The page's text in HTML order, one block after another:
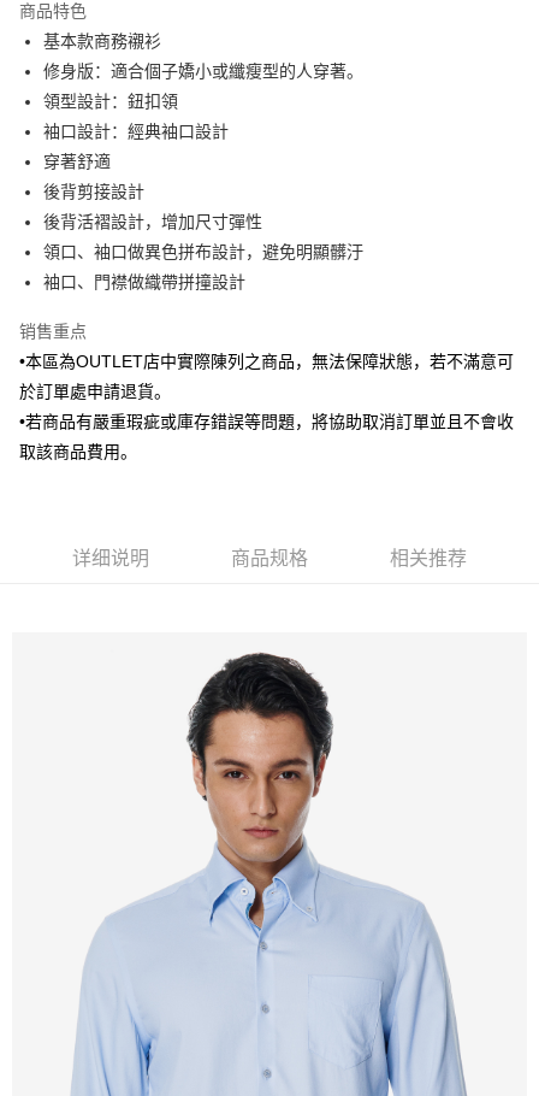
合作金库商业银行
华南商业银行
上海商业储蓄银行
台北富邦商业银行
国泰世华商业银行
台湾中小企业银行
汇丰（台湾）商业银行
联邦商业银行
元大商业银行
玉山商业银行
台新国际商业银行
中国信托商业银行
台湾乐天信用卡公司
6期 0利率，每期
华南商业银行
彰化商业银行
上海商业储蓄银行
国泰世华商业银行
台湾中小企业银行
汇丰（台湾）商业银行
联邦商业银行
元大商业银行
玉山商业银行
星展（台湾）商业银行
台新国际商业银行
LINE Pay
Apple Pay
街口支付
悠遊付
Google Pay
ATM付款
新竹物流宅配
每笔NT$120，满NT$3,000(含以上)免运费
新竹物流離島宅配
商品特色
基本款商務襯衫
修身版：適合個子嬌小或纖瘦型的人穿著。
領型設計：鈕扣領
袖口設計：經典袖口設計
穿著舒適
後背剪接設計
後背活褶設計，增加尺寸彈性
領口、袖口做異色拼布設計，避免明顯髒汙
袖口、門襟做織帶拼撞設計
销售重点
•本區為OUTLET店中實際陳列之商品，無法保障狀態，若不滿意可
於訂單處申請退貨。
•若商品有嚴重瑕疵或庫存錯誤等問題，將協助取消訂單並且不會收
取該商品費用。
详细说明 商品规格 相关推荐